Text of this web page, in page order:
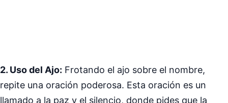
2. Uso del Ajo: Frotando el ajo sobre el nombre,
repite una oración poderosa. Esta oración es un
llamado a la paz y el silencio, donde pides que la